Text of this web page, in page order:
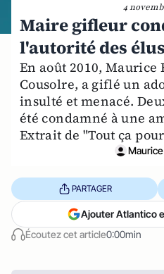
4
Maire gifleur
l'autorité des
En août 2010, Maurice
Cousolre, a giflé un
insulté et menacé.
été condamné à une
Extrait de "Tout ça
Écoutez cet article0:00min
PARTAGER
Ajouter Atlantico